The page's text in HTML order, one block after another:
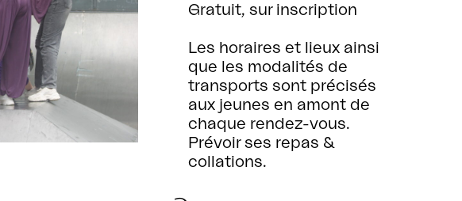
Gratuit, sur inscription
Les horaires et lieux ainsi
que les modalités de
transports sont précisés
aux jeunes en amont de
chaque rendez-vous.
Prévoir ses repas &
collations.